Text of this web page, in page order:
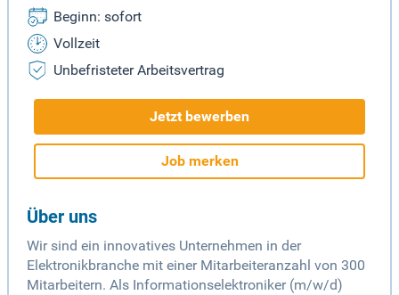
Beginn: sofort
Vollzeit
Unbefristeter Arbeitsvertrag
Jetzt bewerben
Job merken
Über uns
Wir sind ein innovatives Unternehmen in der
Elektronikbranche mit einer Mitarbeiteranzahl von 300
Mitarbeitern. Als Informationselektroniker (m/w/d)